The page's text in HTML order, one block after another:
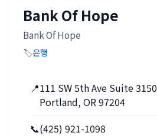
Bank Of Hope
Bank Of Hope
🏷️은행
📍111 SW 5th Ave Suite 3150
Portland, OR 97204
📞(425) 921-1098